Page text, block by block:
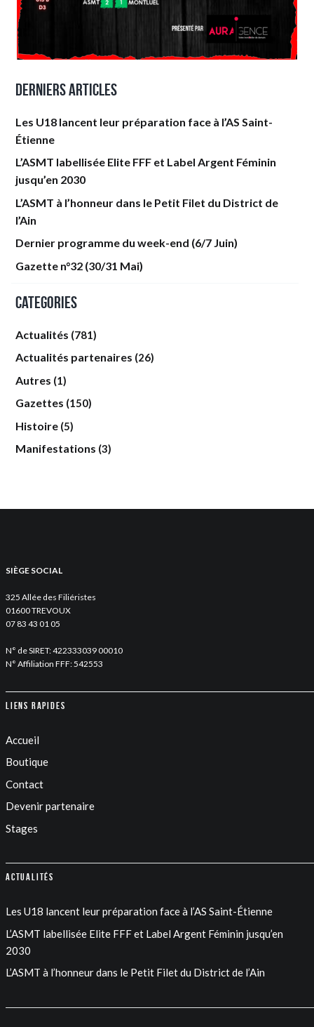
Derniers articles
Les U18 lancent leur préparation face à l’AS Saint-
Étienne
L’ASMT labellisée Elite FFF et Label Argent Féminin
jusqu’en 2030
L’ASMT à l’honneur dans le Petit Filet du District de
l’Ain
Dernier programme du week-end (6/7 Juin)
Gazette n°32 (30/31 Mai)
Categories
Actualités (781)
Actualités partenaires (26)
Autres (1)
Gazettes (150)
Histoire (5)
Manifestations (3)
SIÈGE SOCIAL
325 Allée des Filiéristes
01600 TREVOUX
07 83 43 01 05
N° de SIRET: 422333039 00010
N° Affiliation FFF: 542553
Liens rapides
Accueil
Boutique
Contact
Devenir partenaire
Stages
Actualités
Les U18 lancent leur préparation face à l’AS Saint-Étienne
L’ASMT labellisée Elite FFF et Label Argent Féminin jusqu’en
2030
L’ASMT à l’honneur dans le Petit Filet du District de l’Ain